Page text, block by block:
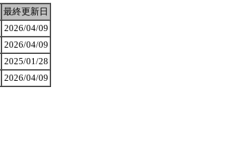
最終更新日
2026/04/09
2026/04/09
2025/01/28
2026/04/09